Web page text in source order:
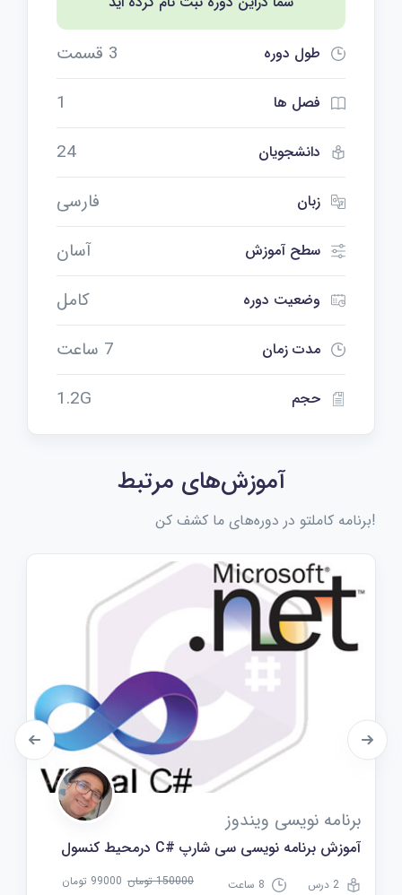
طول دوره 3 قسمت
فصل ها 1
دانشجویان 24
زبان فارسی
سطح آموزش آسان
وضعیت دوره کامل
مدت زمان 7 ساعت
حجم 1.2G
آموزش‌های مرتبط
!برنامه کاملتو در دوره‌های ما کشف کن
برنامه نویسی ویندوز
آموزش برنامه نویسی سی شارپ #C درمحیط کنسول
2 درس 8 ساعت 150000 تومان 99000 تومان